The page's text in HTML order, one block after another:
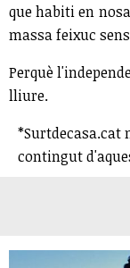
que habiti en
massa feixuc
Perquè
lliure.
*Surtdecasa.cat
contingut